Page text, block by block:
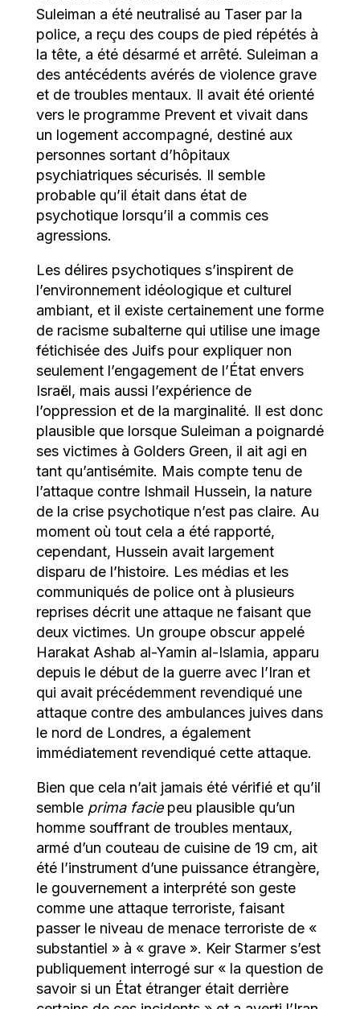
Suleiman a été neutralisé au Taser par la
police, a reçu des coups de pied répétés à
la tête, a été désarmé et arrêté. Suleiman a
des antécédents avérés de violence grave
et de troubles mentaux. Il avait été orienté
vers le programme Prevent et vivait dans
un logement accompagné, destiné aux
personnes sortant d’hôpitaux
psychiatriques sécurisés. Il semble
probable qu’il était dans état de
psychotique lorsqu’il a commis ces
agressions.
Les délires psychotiques s’inspirent de
l’environnement idéologique et culturel
ambiant, et il existe certainement une forme
de racisme subalterne qui utilise une image
fétichisée des Juifs pour expliquer non
seulement l’engagement de l’État envers
Israël, mais aussi l’expérience de
l’oppression et de la marginalité. Il est donc
plausible que lorsque Suleiman a poignardé
ses victimes à Golders Green, il ait agi en
tant qu’antisémite. Mais compte tenu de
l’attaque contre Ishmail Hussein, la nature
de la crise psychotique n’est pas claire. Au
moment où tout cela a été rapporté,
cependant, Hussein avait largement
disparu de l’histoire. Les médias et les
communiqués de police ont à plusieurs
reprises décrit une attaque ne faisant que
deux victimes. Un groupe obscur appelé
Harakat Ashab al-Yamin al-Islamia, apparu
depuis le début de la guerre avec l’Iran et
qui avait précédemment revendiqué une
attaque contre des ambulances juives dans
le nord de Londres, a également
immédiatement revendiqué cette attaque.
Bien que cela n’ait jamais été vérifié et qu’il
semble prima faciepeu plausible qu’un
homme souffrant de troubles mentaux,
armé d’un couteau de cuisine de 19 cm, ait
été l’instrument d’une puissance étrangère,
le gouvernement a interprété son geste
comme une attaque terroriste, faisant
passer le niveau de menace terroriste de «
substantiel » à « grave ». Keir Starmer s’est
publiquement interrogé sur « la question de
savoir si un État étranger était derrière